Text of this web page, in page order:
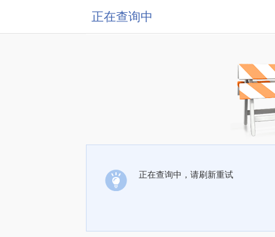
正在查询中
正在查询中，请刷新重试